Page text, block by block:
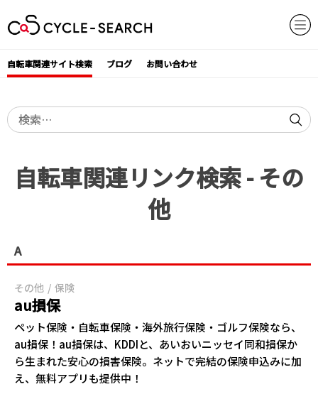
to
content
自転車関連サイト検索 ブログ お問い合わせ
検
索:
自転車関連リンク検索 - その
他
A
その他 保険
au損保
ペット保険・自転車保険・海外旅行保険・ゴルフ保険なら、
au損保！au損保は、KDDIと、あいおいニッセイ同和損保か
ら生まれた安心の損害保険。ネットで完結の保険申込みに加
え、無料アプリも提供中！